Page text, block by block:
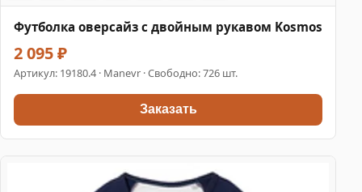
Футболка оверсайз с двойным рукавом Kosmos
2 095 ₽
Артикул: 19180.4 · Manevr · Свободно: 726 шт.
Заказать